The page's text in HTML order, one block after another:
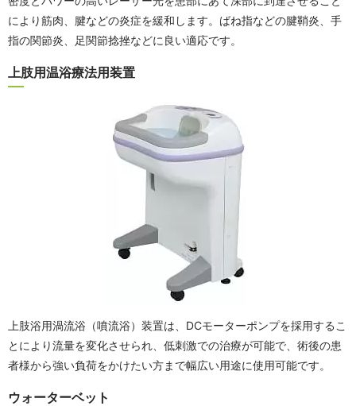
により筋肉、腱などの炎症を緩和します。ばね指などの腱鞘炎、手
指の関節炎、足関節捻挫などに良い適応です。
上肢用温浴療法用装置
上肢浴用渦流浴（噴流浴）装置は、DCモーターポンプを採用するこ
とにより流量を変化させられ、低刺激での治療が可能で、術後の患
者様から強い負荷をかけたい方まで幅広い用途に使用可能です。
ウォーターベット